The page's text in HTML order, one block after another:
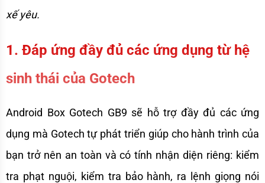
xế yêu.
1. Đáp ứng đầy đủ các ứng dụng từ hệ
sinh thái của Gotech
Android Box Gotech GB9 sẽ hỗ trợ đầy đủ các ứng
dụng mà Gotech tự phát triển giúp cho hành trình của
bạn trở nên an toàn và có tính nhận diện riêng: kiểm
tra phạt nguội, kiểm tra bảo hành, ra lệnh giọng nói